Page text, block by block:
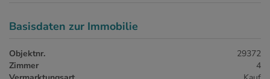
Basisdaten zur Immobilie
Objektnr.
29372
Zimmer
4